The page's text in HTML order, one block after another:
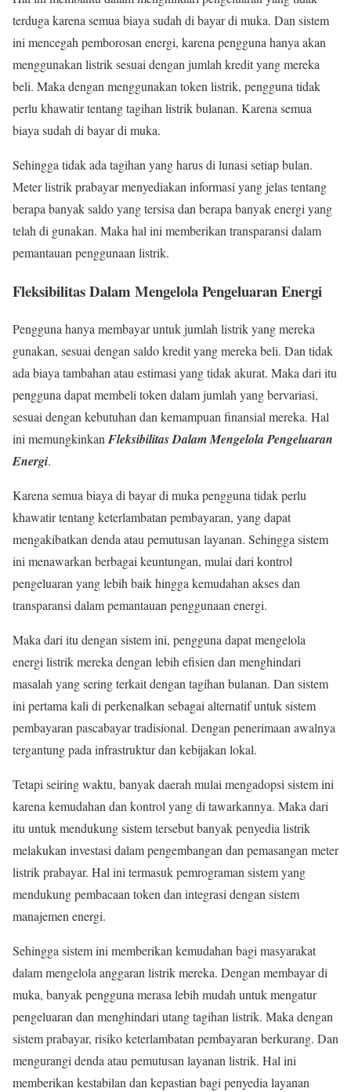
terduga karena semua biaya sudah di bayar di muka. Dan sistem
ini mencegah pemborosan energi, karena pengguna hanya akan
menggunakan listrik sesuai dengan jumlah kredit yang mereka
beli. Maka dengan menggunakan token listrik, pengguna tidak
perlu khawatir tentang tagihan listrik bulanan. Karena semua
biaya sudah di bayar di muka.
Sehingga tidak ada tagihan yang harus di lunasi setiap bulan.
Meter listrik prabayar menyediakan informasi yang jelas tentang
berapa banyak saldo yang tersisa dan berapa banyak energi yang
telah di gunakan. Maka hal ini memberikan transparansi dalam
pemantauan penggunaan listrik.
Fleksibilitas Dalam Mengelola Pengeluaran Energi
Pengguna hanya membayar untuk jumlah listrik yang mereka
gunakan, sesuai dengan saldo kredit yang mereka beli. Dan tidak
ada biaya tambahan atau estimasi yang tidak akurat. Maka dari itu
pengguna dapat membeli token dalam jumlah yang bervariasi,
sesuai dengan kebutuhan dan kemampuan finansial mereka. Hal
ini memungkinkanFleksibilitas Dalam Mengelola Pengeluaran
Energi.
Karena semua biaya di bayar di muka pengguna tidak perlu
khawatir tentang keterlambatan pembayaran, yang dapat
mengakibatkan denda atau pemutusan layanan. Sehingga sistem
ini menawarkan berbagai keuntungan, mulai dari kontrol
pengeluaran yang lebih baik hingga kemudahan akses dan
transparansi dalam pemantauan penggunaan energi.
Maka dari itu dengan sistem ini, pengguna dapat mengelola
energi listrik mereka dengan lebih efisien dan menghindari
masalah yang sering terkait dengan tagihan bulanan. Dan sistem
ini pertama kali di perkenalkan sebagai alternatif untuk sistem
pembayaran pascabayar tradisional. Dengan penerimaan awalnya
tergantung pada infrastruktur dan kebijakan lokal.
Tetapi seiring waktu, banyak daerah mulai mengadopsi sistem ini
karena kemudahan dan kontrol yang di tawarkannya. Maka dari
itu untuk mendukung sistem tersebut banyak penyedia listrik
melakukan investasi dalam pengembangan dan pemasangan meter
listrik prabayar. Hal ini termasuk pemrograman sistem yang
mendukung pembacaan token dan integrasi dengan sistem
manajemen energi.
Sehingga sistem ini memberikan kemudahan bagi masyarakat
dalam mengelola anggaran listrik mereka. Dengan membayar di
muka, banyak pengguna merasa lebih mudah untuk mengatur
pengeluaran dan menghindari utang tagihan listrik. Maka dengan
sistem prabayar, risiko keterlambatan pembayaran berkurang. Dan
mengurangi denda atau pemutusan layanan listrik. Hal ini
memberikan kestabilan dan kepastian bagi penyedia layanan